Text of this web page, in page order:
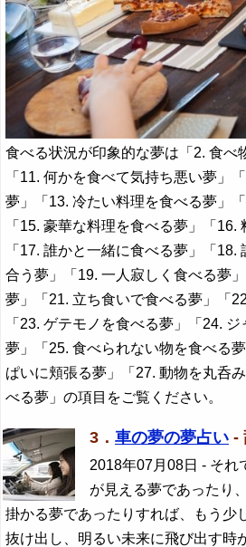
食べる状況が印象的な夢は「2. 食べ
「11. 何かを食べて気持ち悪い夢」
夢」「13. 冷たい料理を食べる夢」
「15. 豪華な料理を食べる夢」「16.
「17. 誰かと一緒に食べる夢」「
合う夢」「19. 一人寂しく食べる夢
夢」「21. 立ち食いで食べる夢」「
「23. ゲテモノを食べる夢」「24.
夢」「25. 食べられない物を食べる
ぱいに頬張る夢」「27. 動物を丸呑
べる夢」の項目をご覧ください。
3． 車の夢の夢占い -
2018年07月08日 - それ
が見える夢であったり
掛かる夢であったりすれば、もう少
抜け出し、明るい未来に飛び出す時